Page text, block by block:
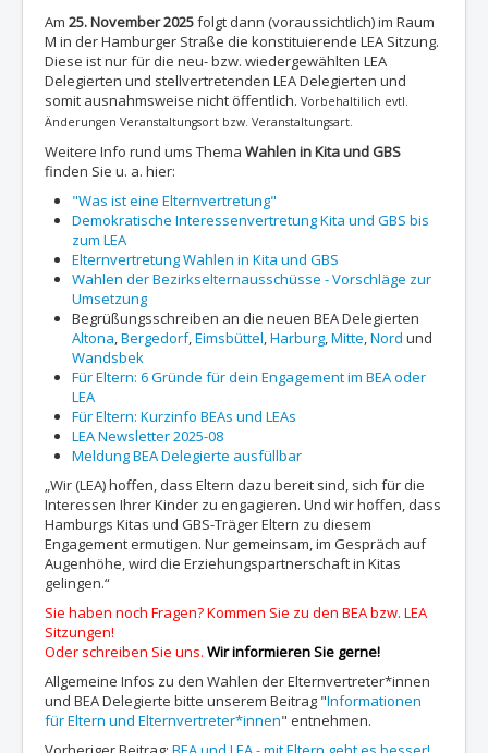
Am 25. November 2025folgt dann (voraussichtlich) im Raum
M in der Hamburger Straße die konstituierende LEA Sitzung.
Diese ist nur für die neu- bzw. wiedergewählten LEA
Delegierten und stellvertretenden LEA Delegierten und
somit ausnahmsweise nicht öffentlich. Vorbehaltilich evtl.
Änderungen Veranstaltungsort bzw. Veranstaltungsart.
Weitere Info rund ums Thema Wahlen in Kita und GBS
finden Sie u. a. hier:
"Was ist eine Elternvertretung"
Demokratische Interessenvertretung Kita und GBS bis
zum LEA
Elternvertretung Wahlen in Kita und GBS
Wahlen der Bezirkselternausschüsse - Vorschläge zur
Umsetzung
Begrüßungsschreiben an die neuen BEA Delegierten
Altona Bergedorf, Eimsbüttel Harburg Mitte Nord und
Wandsbek
Für Eltern: 6 Gründe für dein Engagement im BEA oder
LEA
Für Eltern: Kurzinfo BEAs und LEAs
LEA Newsletter 2025-08
Meldung BEA Delegierte ausfüllbar
„Wir (LEA) hoffen, dass Eltern dazu bereit sind, sich für die
Interessen Ihrer Kinder zu engagieren. Und wir hoffen, dass
Hamburgs Kitas und GBS-Träger Eltern zu diesem
Engagement ermutigen. Nur gemeinsam, im Gespräch auf
Augenhöhe, wird die Erziehungspartnerschaft in Kitas
gelingen.“
Sie haben noch Fragen? Kommen Sie zu den BEA bzw. LEA
Sitzungen!
Oder schreiben Sie uns. Wir informieren Sie gerne!
Allgemeine Infos zu den Wahlen der Elternvertreter*innen
und BEA Delegierte bitte unserem Beitrag "Informationen
für Eltern und Elternvertreter*innen" entnehmen.